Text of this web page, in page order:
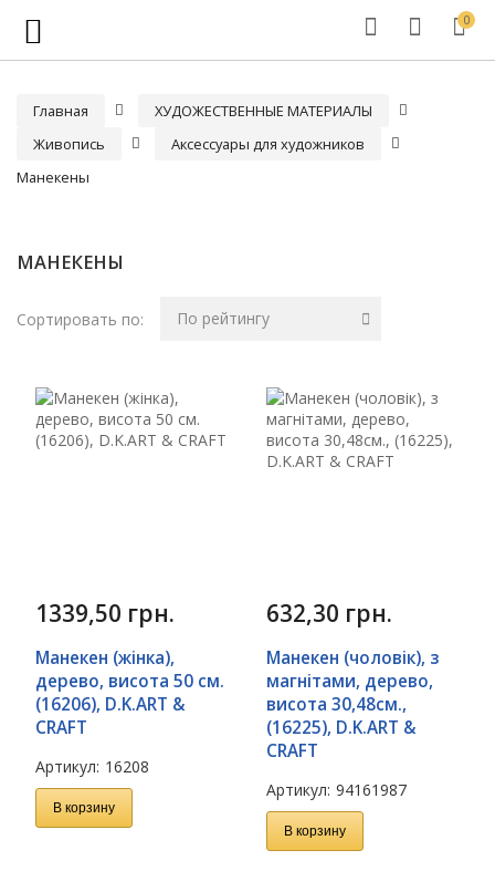
0
Главная
ХУДОЖЕСТВЕННЫЕ МАТЕРИАЛЫ
Живопись
Аксессуары для художников
Манекены
МАНЕКЕНЫ
Сортировать по: По рейтингу
1339,50 грн.
Манекен (жінка),
дерево, висота 50 см.
(16206), D.K.ART &
CRAFT
Артикул: 16208
В корзину
632,30 грн.
Манекен (чоловік), з
магнітами, дерево,
висота 30,48см.,
(16225), D.K.ART &
CRAFT
Артикул: 94161987
В корзину